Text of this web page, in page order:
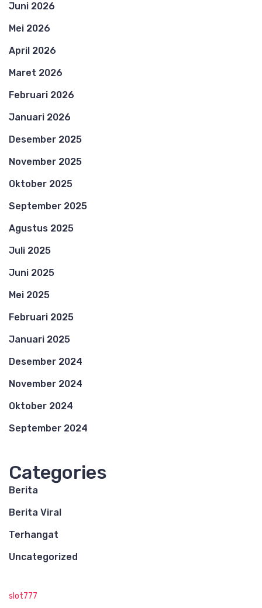
Juni 2026
Mei 2026
April 2026
Maret 2026
Februari 2026
Januari 2026
Desember 2025
November 2025
Oktober 2025
September 2025
Agustus 2025
Juli 2025
Juni 2025
Mei 2025
Februari 2025
Januari 2025
Desember 2024
November 2024
Oktober 2024
September 2024
Categories
Berita
Berita Viral
Terhangat
Uncategorized
slot777